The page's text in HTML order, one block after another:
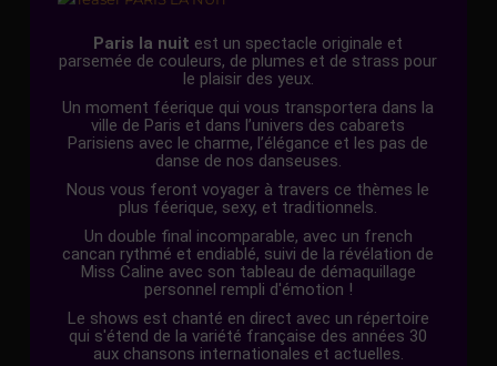
Paris la nuit est un spectacle originale et
parsemée de couleurs, de plumes et de strass pour
le plaisir des yeux.
Un moment féerique qui vous transportera dans la
ville de Paris et dans l’univers des cabarets
Parisiens avec le charme, l’élégance et les pas de
danse de nos danseuses.
Nous vous feront voyager à travers ce thèmes le
plus féerique, sexy, et traditionnels.
Un double final incomparable, avec un french
cancan rythmé et endiablé, suivi de la révélation de
Miss Caline avec son tableau de démaquillage
personnel rempli d'émotion !
Le shows est chanté en direct avec un répertoire
qui s'étend de la variété française des années 30
aux chansons internationales et actuelles.